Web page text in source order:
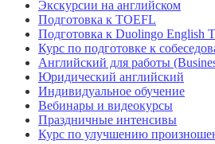
Экскурсии на английском
Подготовка к TOEFL
Подготовка к Duolingo English
Курс по подготовке к
Английский для работы
Юридический английский
Индивидуальное обучение
Вебинары и видеокурсы
Праздничные интенсивы
Курс по улучшению